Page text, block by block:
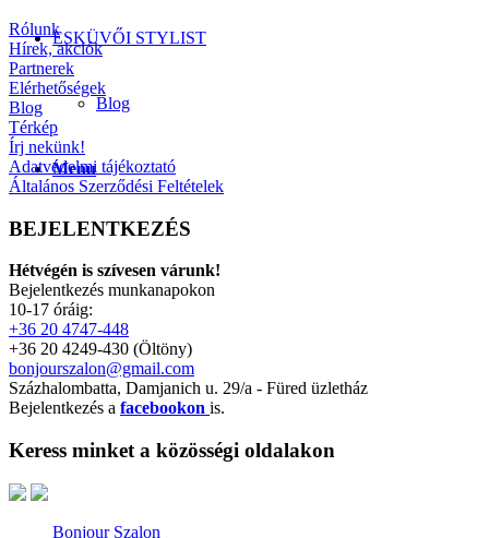
ESKÜVŐI STYLIST
Blog
Menu
Rólunk
Hírek, akciók
Partnerek
Elérhetőségek
Blog
Térkép
Írj nekünk!
Adatvédelmi tájékoztató
Általános Szerződési Feltételek
BEJELENTKEZÉS
Hétvégén is szívesen várunk!
Bejelentkezés munkanapokon
10-17 óráig:
+36 20 4747-448
+36 20 4249-430 (Öltöny)
bonjourszalon@gmail.com
Százhalombatta, Damjanich u. 29/a - Füred üzletház
Bejelentkezés a facebookon is.
Keress minket a közösségi oldalakon
Bonjour Szalon